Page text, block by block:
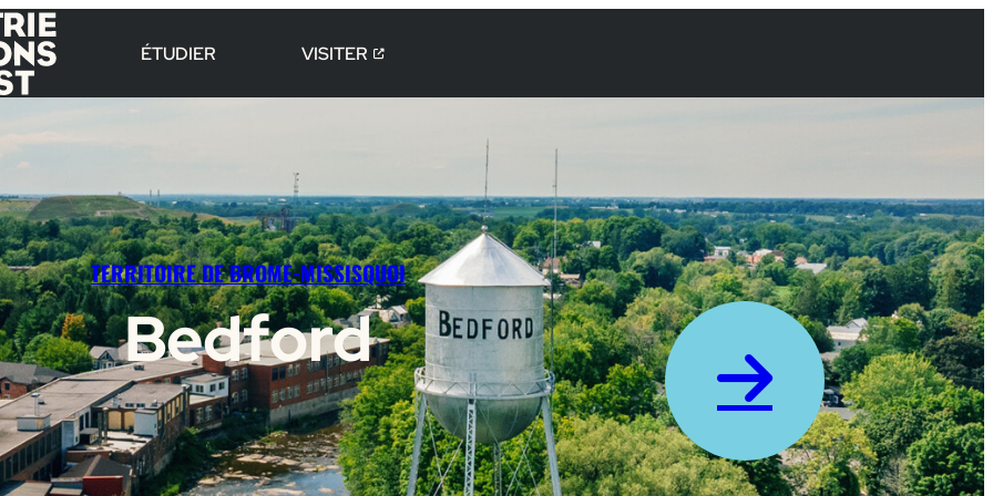
ÉTUDIER VISITER
TERRITOIRE DE BROME-MISSISQUOI
Bedford